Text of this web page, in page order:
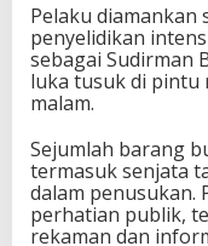
Pelaku diamankan
penyelidikan
sebagai Sudirman
luka tusuk di pintu
malam.
Sejumlah barang
termasuk senjata
dalam penusukan.
perhatian publik,
rekaman dan